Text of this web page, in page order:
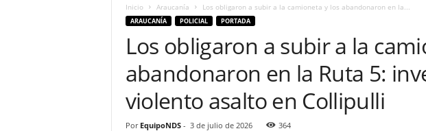
Inicio Araucanía Los obligaron a subir a la camioneta y los abandonaron en la...
ARAUCANÍA POLICIAL PORTADA
Los obligaron a subir a la
abandonaron en la Ruta 5:
violento asalto en Collipulli
Por EquipoNDS- 3 de julio de 2026 364